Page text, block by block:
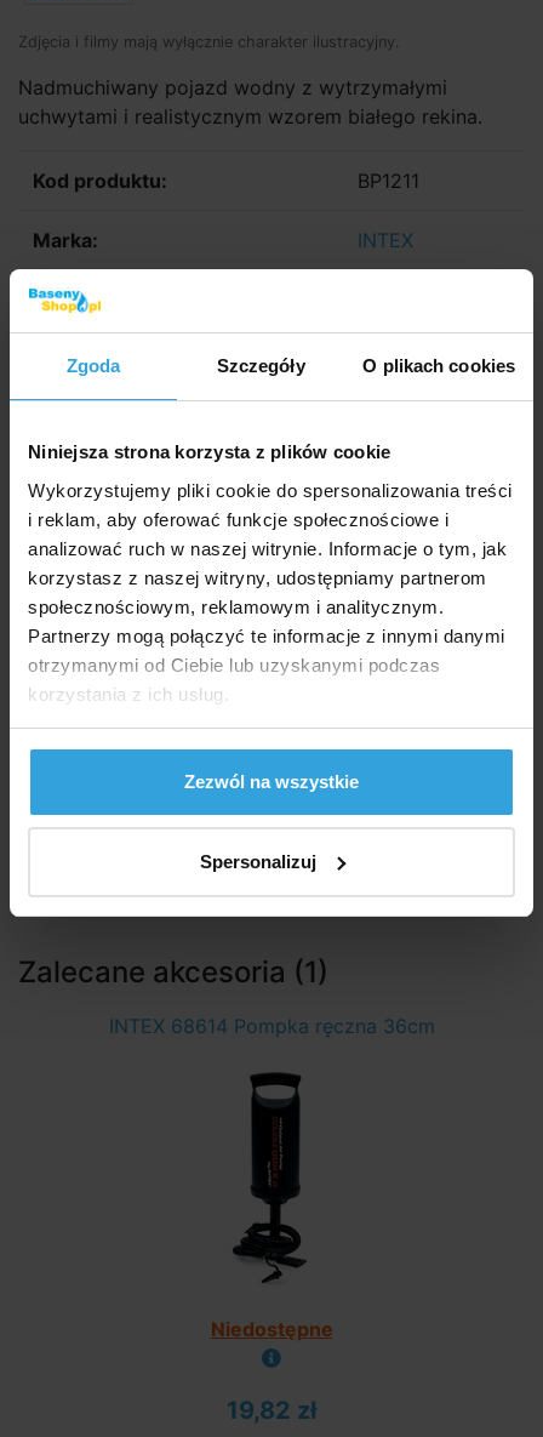
Zgoda Szczegóły O plikach cookies
Niniejsza strona korzysta z plików cookie
Wykorzystujemy pliki cookie do spersonalizowania treści
i reklam, aby oferować funkcje społecznościowe i
analizować ruch w naszej witrynie. Informacje o tym, jak
korzystasz z naszej witryny, udostępniamy partnerom
społecznościowym, reklamowym i analitycznym.
Partnerzy mogą połączyć te informacje z innymi danymi
otrzymanymi od Ciebie lub uzyskanymi podczas
korzystania z ich usług.
Zezwól na wszystkie
Spersonalizuj
Zdjęcia i filmy mają wyłącznie charakter ilustracyjny.
Nadmuchiwany pojazd wodny z wytrzymałymi
uchwytami i realistycznym wzorem białego rekina.
Kod produktu: BP1211
Marka: INTEX
Dostępność:
W Magazynie > 20 szt
we czwartek u was
25,12 zł bez VAT 30,90 zł
do koszyka
Zapytaj sprzedawcę
Szczegółowy opis
Szczegółowy opi
Nadmuchiwany pojazd wodny w kształcie rekina
o naprawdę realistycznym designie.
Jest bardzo stabilny w wodzie.
Przybliżony rozmiar to173×107 cm.
Nośność 40 kg
Odpowiedni dla dzieci od 3 lat.**
Zalecane akcesoria (1)
INTEX 68614 Pompka ręczna 36cm
Niedostępne
19,82 zł